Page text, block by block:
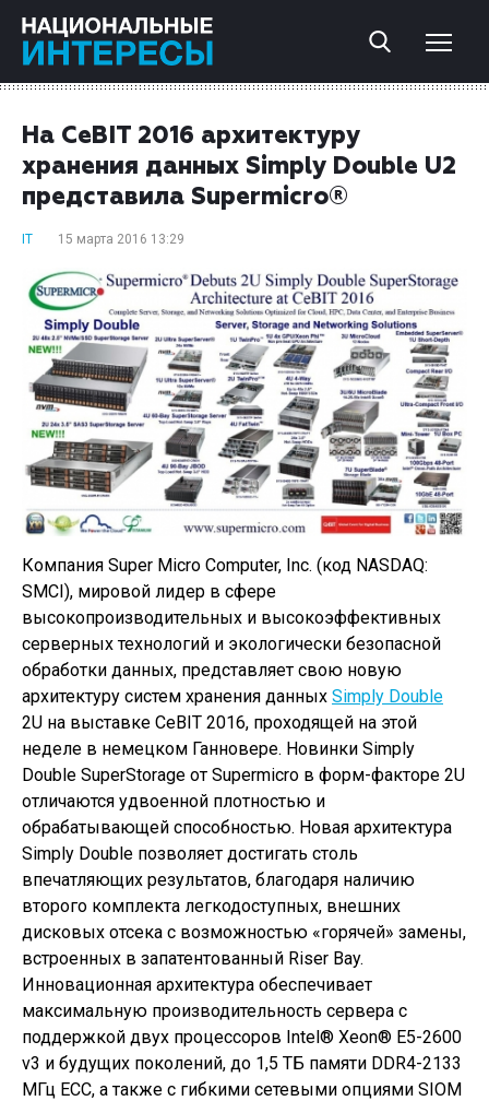
На CeBIT 2016 архитектуру
хранения данных Simply Double U2
представила Supermicro®
IT 15 марта 2016 13:29
Компания Super Micro Computer, Inc. (код NASDAQ:
SMCI), мировой лидер в сфере
высокопроизводительных и высокоэффективных
серверных технологий и экологически безопасной
обработки данных, представляет свою новую
архитектуру систем хранения данных Simply Double
2U на выставке CeBIT 2016, проходящей на этой
неделе в немецком Ганновере. Новинки Simply
Double SuperStorage от Supermicro в форм-факторе 2U
отличаются удвоенной плотностью и
обрабатывающей способностью. Новая архитектура
Simply Double позволяет достигать столь
впечатляющих результатов, благодаря наличию
второго комплекта легкодоступных, внешних
дисковых отсека с возможностью «горячей» замены,
встроенных в запатентованный Riser Bay.
Инновационная архитектура обеспечивает
максимальную производительность сервера с
поддержкой двух процессоров Intel® Xeon® E5-2600
v3 и будущих поколений, до 1,5 ТБ памяти DDR4-2133
МГц ECC, а также с гибкими сетевыми опциями SIOM